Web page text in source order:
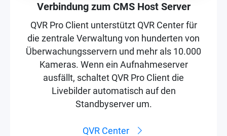
Verbindung zum CMS Host Server
QVR Pro Client unterstützt QVR Center für
die zentrale Verwaltung von hunderten von
Überwachungsservern und mehr als 10.000
Kameras. Wenn ein Aufnahmeserver
ausfällt, schaltet QVR Pro Client die
Livebilder automatisch auf den
Standbyserver um.
QVR Center